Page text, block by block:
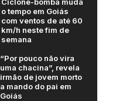
o tempo em Goiás
com ventos de até 60
km/h neste fim de
semana
“Por pouco não vira
uma chacina”, revela
irmão de jovem morto
a mando do pai em
Goiás